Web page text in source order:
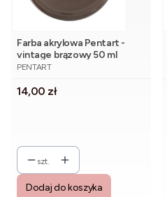
Farba akrylowa Pentart -
vintage brązowy 50 ml
PRODUCENT
PENTART
Cena
14,00 zł
szt.
Dodaj do koszyka